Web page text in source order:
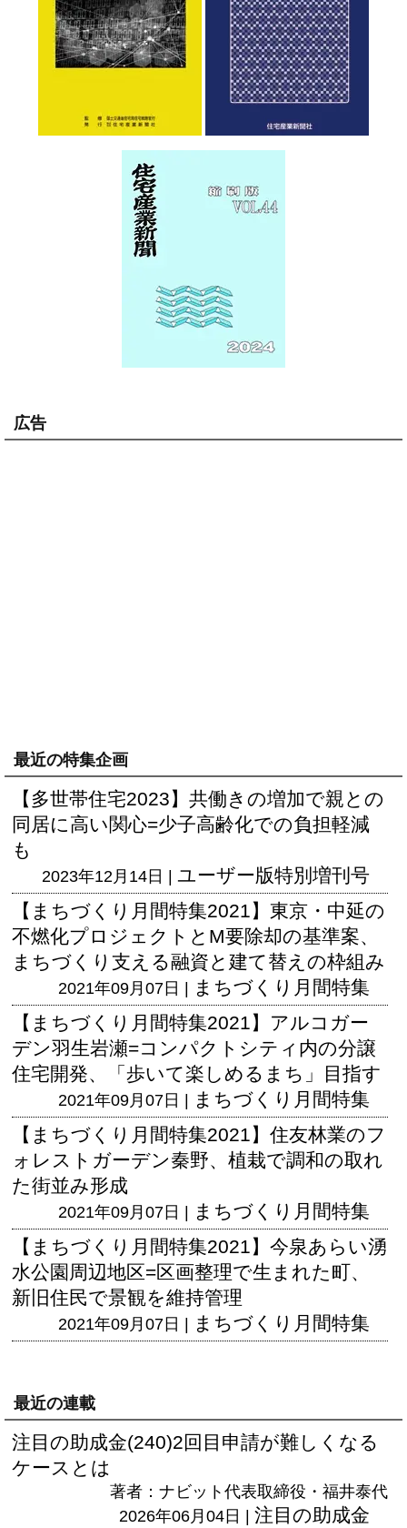
広告
最近の特集企画
【多世帯住宅2023】共働きの増加で親との
同居に高い関心=少子高齢化での負担軽減
も
2023年12月14日 | ユーザー版特別増刊号
【まちづくり月間特集2021】東京・中延の
不燃化プロジェクトとM要除却の基準案、
まちづくり支える融資と建て替えの枠組み
2021年09月07日 | まちづくり月間特集
【まちづくり月間特集2021】アルコガー
デン羽生岩瀬=コンパクトシティ内の分譲
住宅開発、「歩いて楽しめるまち」目指す
2021年09月07日 | まちづくり月間特集
【まちづくり月間特集2021】住友林業のフ
ォレストガーデン秦野、植栽で調和の取れ
た街並み形成
2021年09月07日 | まちづくり月間特集
【まちづくり月間特集2021】今泉あらい湧
水公園周辺地区=区画整理で生まれた町、
新旧住民で景観を維持管理
2021年09月07日 | まちづくり月間特集
最近の連載
注目の助成金(240)2回目申請が難しくなる
ケースとは
著者：ナビット代表取締役・福井泰代
2026年06月04日 | 注目の助成金